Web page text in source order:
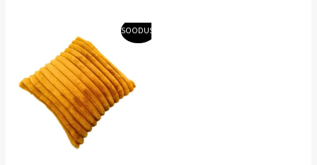
SOODUS!
oli:
13,20 €.
hind
on:
11,88 €.